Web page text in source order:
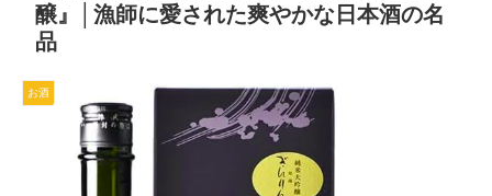
醸』│漁師に愛された爽やかな日本酒の名
品
お酒